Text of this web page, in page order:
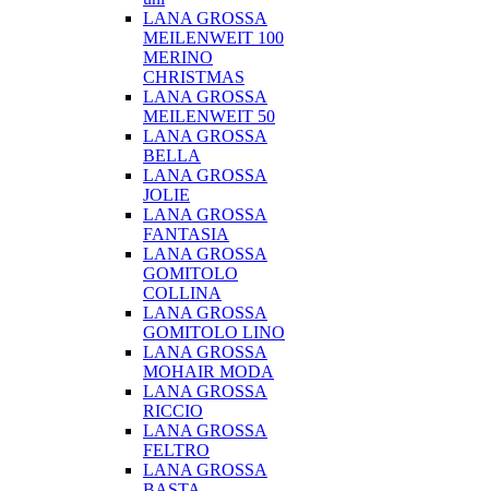
LANA GROSSA
MEILENWEIT 100
MERINO
CHRISTMAS
LANA GROSSA
MEILENWEIT 50
LANA GROSSA
BELLA
LANA GROSSA
JOLIE
LANA GROSSA
FANTASIA
LANA GROSSA
GOMITOLO
COLLINA
LANA GROSSA
GOMITOLO LINO
LANA GROSSA
MOHAIR MODA
LANA GROSSA
RICCIO
LANA GROSSA
FELTRO
LANA GROSSA